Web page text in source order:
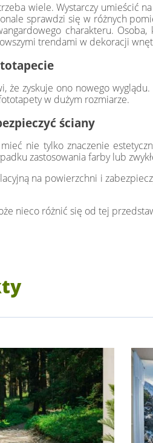
wiele. Wystarczy umieścić
sprawdzi się w różnych
charakteru.
trendami w dekoracji
zyskuje ono nowego
w dużym rozmiarze.
ściany
nie tylko znaczenie
zastosowania farby lub
na powierzchni i
nieco różnić się od tej